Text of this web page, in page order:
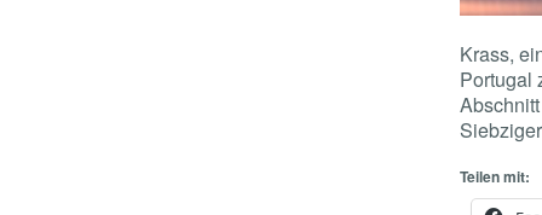
Krass,
Portugal
Teilen mit: